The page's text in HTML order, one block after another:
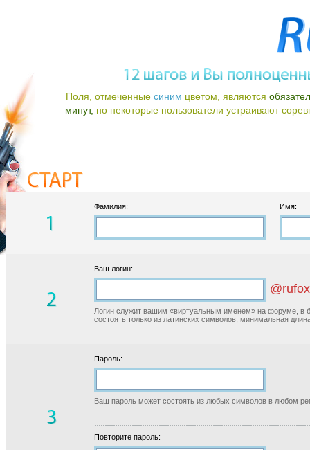
Поля, отмеченные синим цветом, являются
минут, но некоторые пользователи устраивают
Фамилия: Имя:
Ваш логин:
Логин служит вашим «виртуальным именем» на форуме, в
состоять только из латинских символов, минимальная
Пароль:
Ваш пароль может состоять из любых символов в любом
Повторите пароль: